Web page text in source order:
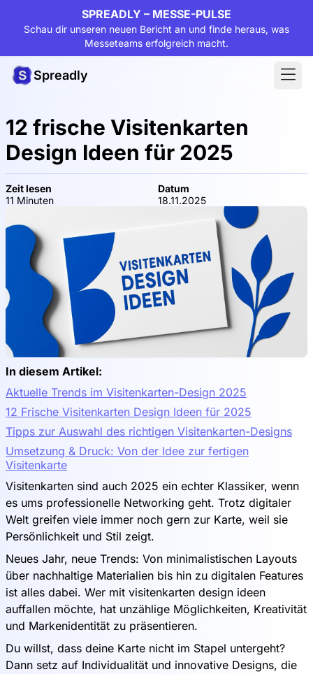
SPREADLY – MESSE-PULSE
Schau dir unseren neuen Bericht an und finde heraus, was
Messeteams erfolgreich macht.
Spreadly
12 frische Visitenkarten
Design Ideen für 2025
Zeit lesen
11 Minuten
Datum
18.11.2025
In diesem Artikel:
Aktuelle Trends im Visitenkarten-Design 2025
12 Frische Visitenkarten Design Ideen für 2025
Tipps zur Auswahl des richtigen Visitenkarten-Designs
Umsetzung & Druck: Von der Idee zur fertigen
Visitenkarte
Visitenkarten sind auch 2025 ein echter Klassiker, wenn
es ums professionelle Networking geht. Trotz digitaler
Welt greifen viele immer noch gern zur Karte, weil sie
Persönlichkeit und Stil zeigt.
Neues Jahr, neue Trends: Von minimalistischen Layouts
über nachhaltige Materialien bis hin zu digitalen Features
ist alles dabei. Wer mit visitenkarten design ideen
auffallen möchte, hat unzählige Möglichkeiten, Kreativität
und Markenidentität zu präsentieren.
Du willst, dass deine Karte nicht im Stapel untergeht?
Dann setz auf Individualität und innovative Designs, die